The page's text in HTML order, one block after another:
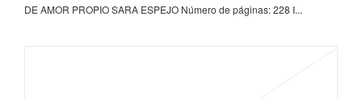
DE AMOR PROPIO SARA ESPEJO Número de páginas: 228 I...